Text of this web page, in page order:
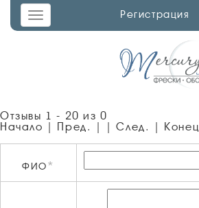
Регистрация
Toggle
navigation
Отзывы 1 - 20 из 0
Начало | Пред. | | След. | Конец
ФИО*